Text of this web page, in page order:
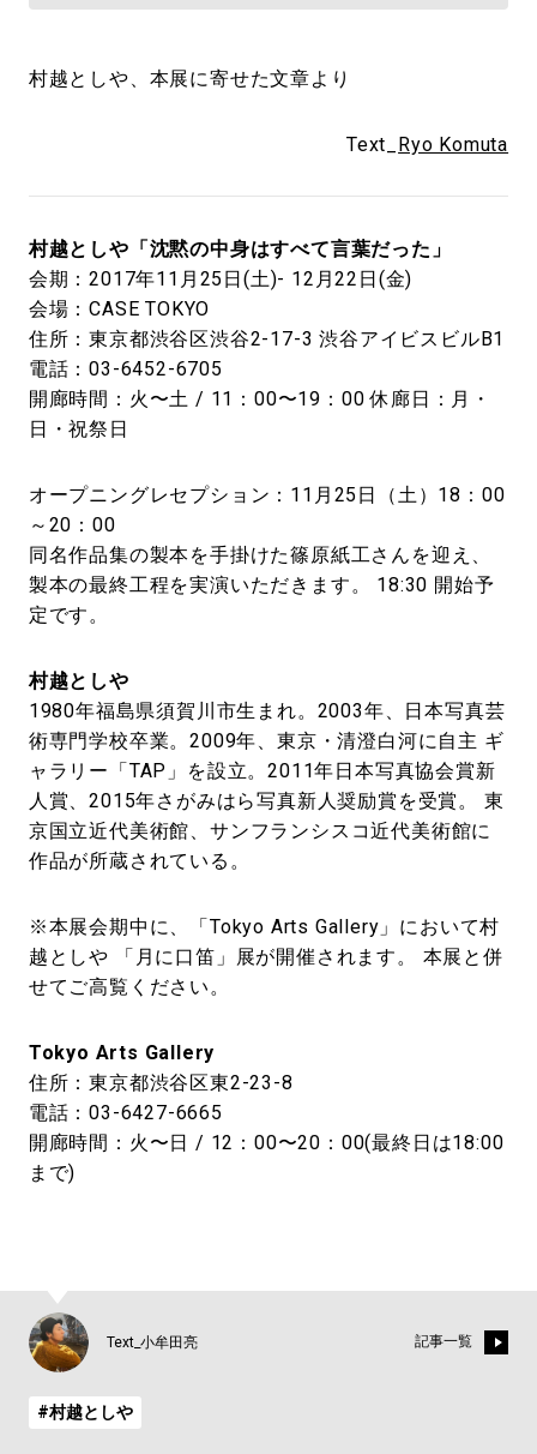
村越としや、本展に寄せた文章より
Text_ Ryo Komuta
村越としや「沈黙の中身はすべて言葉だった」
会期：2017年11月25日(土)- 12月22日(金)
会場：CASE TOKYO
住所：東京都渋谷区渋谷2-17-3 渋谷アイビスビルB1
電話：03-6452-6705
開廊時間：火〜土 / 11：00〜19：00 休廊日：月・
日・祝祭日
オープニングレセプション：11月25日（土）18：00
～20：00
同名作品集の製本を手掛けた篠原紙工さんを迎え、
製本の最終工程を実演いただきます。 18:30 開始予
定です。
村越としや
1980年福島県須賀川市生まれ。2003年、日本写真芸
術専門学校卒業。2009年、東京・清澄白河に自主 ギ
ャラリー「TAP」を設立。2011年日本写真協会賞新
人賞、2015年さがみはら写真新人奨励賞を受賞。 東
京国立近代美術館、サンフランシスコ近代美術館に
作品が所蔵されている。
※本展会期中に、「Tokyo Arts Gallery」において村
越としや 「月に口笛」展が開催されます。 本展と併
せてご高覧ください。
Tokyo Arts Gallery
住所：東京都渋谷区東2-23-8
電話：03-6427-6665
開廊時間：火〜日 / 12：00〜20：00(最終日は18:00
まで)
Text_小牟田亮 記事一覧
#村越としや